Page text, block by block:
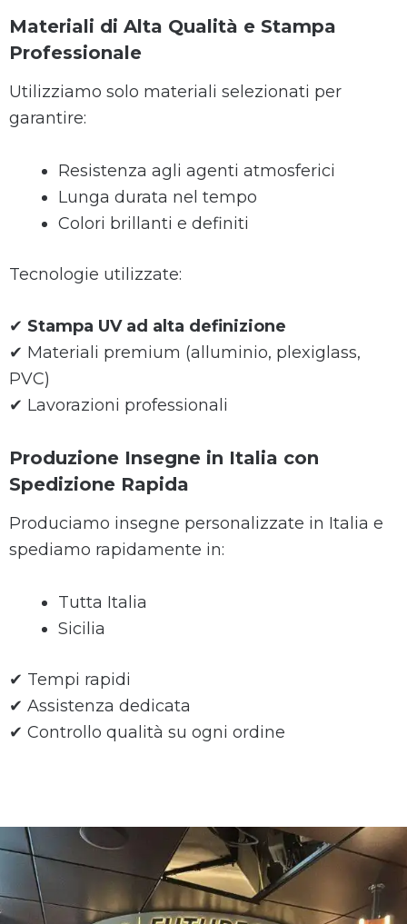
Materiali di Alta Qualità e Stampa
Professionale
Utilizziamo solo materiali selezionati per
garantire:
Resistenza agli agenti atmosferici
Lunga durata nel tempo
Colori brillanti e definiti
Tecnologie utilizzate:
✔ Stampa UV ad alta definizione
✔ Materiali premium (alluminio, plexiglass,
PVC)
✔ Lavorazioni professionali
Produzione Insegne in Italia con
Spedizione Rapida
Produciamo insegne personalizzate in Italia e
spediamo rapidamente in:
Tutta Italia
Sicilia
✔ Tempi rapidi
✔ Assistenza dedicata
✔ Controllo qualità su ogni ordine